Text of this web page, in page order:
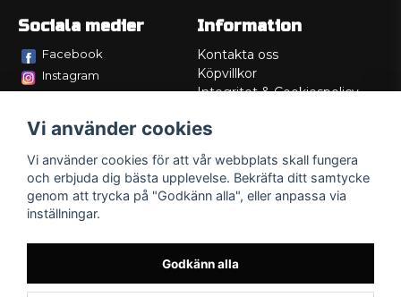
Sociala medier
Facebook
Instagram
Information
Kontakta oss
Köpvillkor
Integritet & Cookiespolicy
Service/Garanti
Lådritning
Om oss
Vi använder cookies
Vi använder cookies för att vår webbplats skall fungera
och erbjuda dig bästa upplevelse. Bekräfta ditt samtycke
genom att trycka på "Godkänn alla", eller anpassa via
inställningar.
Godkänn alla